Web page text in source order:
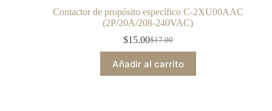
Contactor de propósito específico C-2XU00AAC
(2P/20A/208-240VAC)
$17.00
$15.00
Añadir al carrito